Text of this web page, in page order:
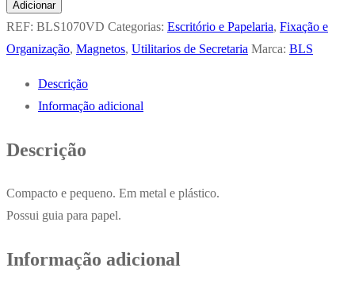
de
Magnetos
38mm
Adicionar
REF: BLS1070VD Categorias: Escritório e Papelaria, Fixação e
Organização, Magnetos, Utilitarios de Secretaria Marca: BLS
Descrição
Informação adicional
Descrição
Compacto e pequeno. Em metal e plástico.
Possui guia para papel.
Informação adicional